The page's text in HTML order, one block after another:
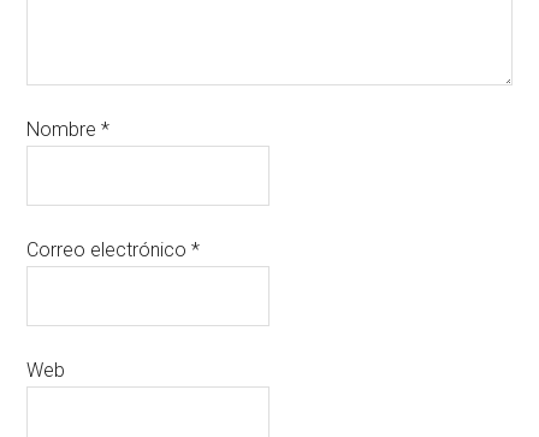
Nombre*
Correo electrónico*
Web